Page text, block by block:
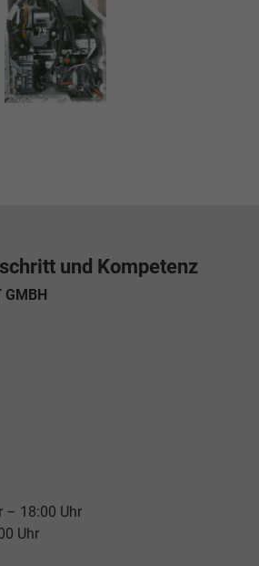
und Kompetenz
GMBH
– 18:00 Uhr
Uhr